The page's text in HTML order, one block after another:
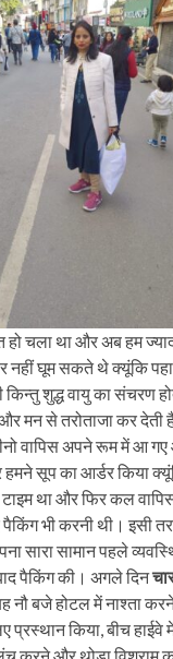
हो चला था और अब हम
नहीं घूम सकते थे क्यूंकि
किन्तु शुद्ध वायु का संचरण
मन से तरोताजा कर देती
वापिस अपने रूम में आ गए
हमने सूप का आर्डर किया
था और फिर कल
भी करनी थी। इसी
सारा सामान पहले
पैकिंग की। अगले दिन
नौ बजे होटल में नाश्ता
प्रस्थान किया, बीच हाईवे